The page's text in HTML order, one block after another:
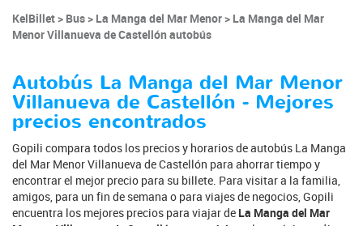
KelBillet Bus La Manga del Mar Menor
La Manga del Mar
Menor Villanueva de Castellón autobús
Autobús La Manga del Mar Menor
Villanueva de Castellón - Mejores
precios encontrados
Gopili compara todos los precios y horarios de autobús La Manga
del Mar Menor Villanueva de Castellón para ahorrar tiempo y
encontrar el mejor precio para su billete. Para visitar a la familia,
amigos, para un fin de semana o para viajes de negocios, Gopili
encuentra los mejores precios para viajar de La Manga del Mar